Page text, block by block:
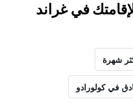
في غراند
شهرة
في كولورادو